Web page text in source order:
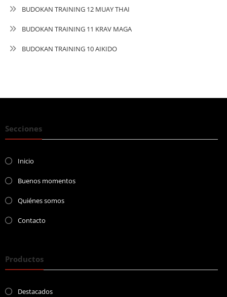
BUDOKAN TRAINING 12 MUAY THAI
BUDOKAN TRAINING 11 KRAV MAGA
BUDOKAN TRAINING 10 AIKIDO
Secciones
Inicio
Buenos momentos
Quiénes somos
Contacto
Productos
Destacados